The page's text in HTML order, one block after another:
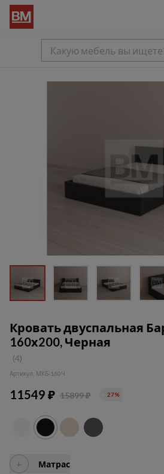
Кровать двуспальная
160х200, Черная
(4)
Артикул: МКБ-160Ч
11549 ₽ 15899 ₽ 27%
+ Матрас